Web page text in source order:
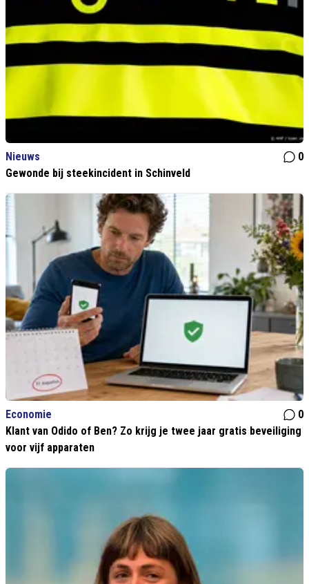
Nieuws
0
Gewonde bij steekincident in Schinveld
Economie
0
Klant van Odido of Ben? Zo krijg je twee jaar gratis beveiliging
voor vijf apparaten